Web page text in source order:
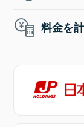
料金を